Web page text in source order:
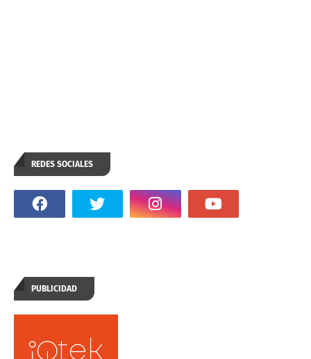
REDES SOCIALES
PUBLICIDAD